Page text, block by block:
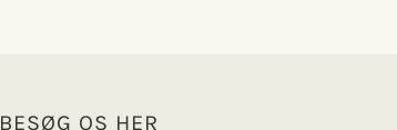
BESØG OS HER